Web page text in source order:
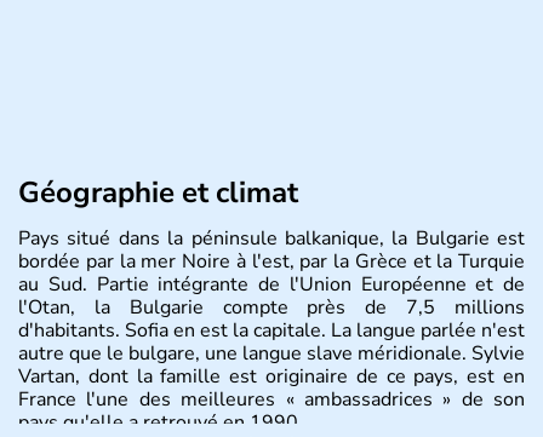
Géographie et climat
Pays situé dans la péninsule balkanique, la Bulgarie est
bordée par la mer Noire à l'est, par la Grèce et la Turquie
au Sud. Partie intégrante de l'Union Européenne et de
l'Otan, la Bulgarie compte près de 7,5 millions
d'habitants. Sofia en est la capitale. La langue parlée n'est
autre que le bulgare, une langue slave méridionale. Sylvie
Vartan, dont la famille est originaire de ce pays, est en
France l'une des meilleures « ambassadrices » de son
pays qu'elle a retrouvé en 1990.